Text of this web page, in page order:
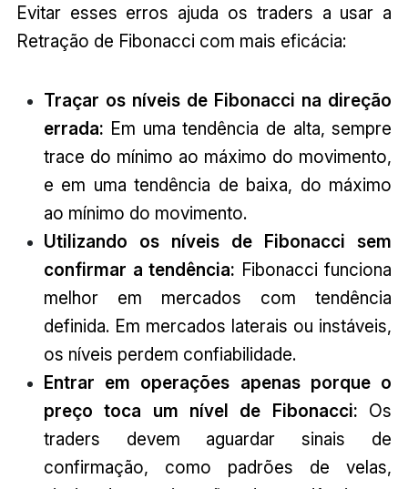
Evitar esses erros ajuda os traders a usar a
Retração de Fibonacci com mais eficácia:
Traçar os níveis de Fibonacci na direção
errada: Em uma tendência de alta, sempre
trace do mínimo ao máximo do movimento,
e em uma tendência de baixa, do máximo
ao mínimo do movimento.
Utilizando os níveis de Fibonacci sem
confirmar a tendência: Fibonacci funciona
melhor em mercados com tendência
definida. Em mercados laterais ou instáveis,
os níveis perdem confiabilidade.
Entrar em operações apenas porque o
preço toca um nível de Fibonacci: Os
traders devem aguardar sinais de
confirmação, como padrões de velas,